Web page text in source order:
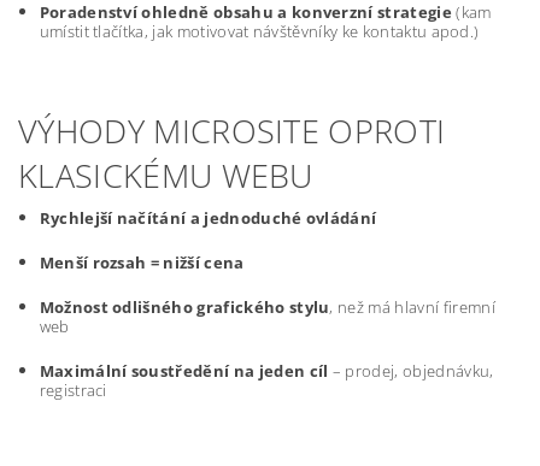
Poradenství ohledně obsahu a konverzní strategie (kam
umístit tlačítka, jak motivovat návštěvníky ke kontaktu apod.)
VÝHODY MICROSITE OPROTI
KLASICKÉMU WEBU
Rychlejší načítání a jednoduché ovládání
Menší rozsah = nižší cena
Možnost odlišného grafického stylu, než má hlavní firemní
web
Maximální soustředění na jeden cíl – prodej, objednávku,
registraci